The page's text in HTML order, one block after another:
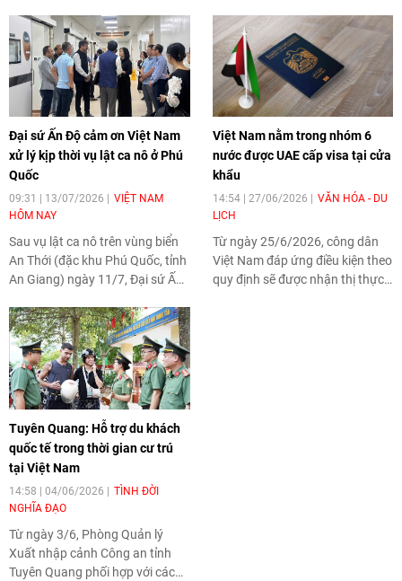
Đại sứ Ấn Độ cảm ơn Việt Nam
xử lý kịp thời vụ lật ca nô ở Phú
Quốc
09:31 | 13/07/2026
VIỆT NAM
HÔM NAY
Sau vụ lật ca nô trên vùng biển
An Thới (đặc khu Phú Quốc, tỉnh
An Giang) ngày 11/7, Đại sứ Ấn
sâu sắc trước sự chỉ đạo sát sao
của lãnh đạo cấp cao Việt Nam
và sự vào cuộc khẩn trương,
trách nhiệm của các cơ quan
chức năng trong công tác cứu
hộ, bảo hộ lãnh sự và hỗ trợ gia
đình các nạn nhân.
Việt Nam nằm trong nhóm 6
nước được UAE cấp visa tại cửa
khẩu
14:54 | 27/06/2026
VĂN HÓA - DU
LỊCH
Từ ngày 25/6/2026, công dân
Việt Nam đáp ứng điều kiện theo
quy định sẽ được nhận thị thực
Tuyên Quang: Hỗ trợ du khách
quốc tế trong thời gian cư trú
tại Việt Nam
14:58 | 04/06/2026
TÌNH ĐỜI
NGHĨA ĐẠO
Từ ngày 3/6, Phòng Quản lý
Xuất nhập cảnh Công an tỉnh
Tuyên Quang phối hợp với các